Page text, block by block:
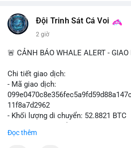
Đội Trinh Sát Cá Voi
2 giờ
🚨 CẢNH BÁO WHALE ALERT -
Chi tiết giao dịch:
- Mã giao dịch:
11f8a7d2962
- Khối lượng di chuyển: 52.8821 BTC
USD)
Đọc thêm